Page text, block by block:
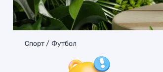
Спорт Футбол